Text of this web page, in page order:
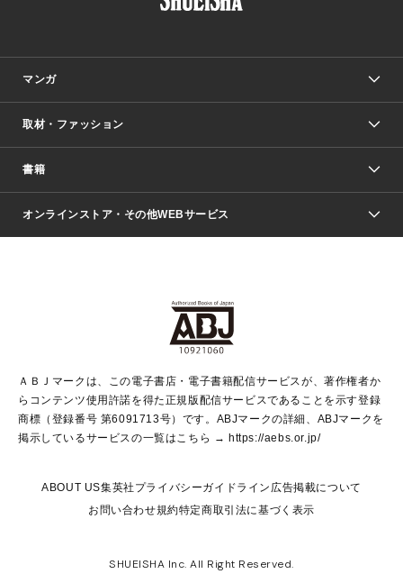
マンガ
少年マンガ
Vジャンプ
ジャンプルーキー！
ジャンプTOON
S-MANGA
集英社ジャンプリミックス
集英社コミック文庫
週刊ヤングジャンプ
ウルトラジャンプ
少女マンガ
リマコミ＋
マンガMeets
月刊オフィスユー
取材・ファッション
Seventeen
LEE
Marisol
T JAPAN:The New York Times Style Magazine
MEN'S NON-NO WEB
芸能・情報・スポーツ
パラスポ＋！
書籍
文芸・文庫・総合
青春と読書
アジア人物史
集英社新書
集英社新書プラス
よみタイ
ライトノベル・ノベライズ
集英社Webマガジン Cobalt
集英社オレンジ文庫
シフォン文庫
JUMP j BOOKS
集英社みらい文庫
S-KIDS.LAND
オンラインストア・その他WEBサービス
SHUEISHA MANGA-ART HERITAGE
HAPPY PLUS STORE
shueisha vox
SHOP Marisol
EDITOR'S LAB
ＡＢＪマークは、この電子書店・電子書籍配信サービスが、著作権者か
らコンテンツ使用許諾を得た正規版配信サービスであることを示す登録
商標（登録番号 第6091713号）です。ABJマークの詳細、ABJマークを
掲示しているサービスの一覧はこちら → https://aebs.or.jp/
ABOUT US集英社プライバシーガイドライン 広告掲載について
お問い合わせ規約特定商取引法に基づく表示
SHUEISHA Inc. All Right Reserved.